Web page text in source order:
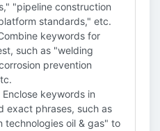
"pipeline construction
standards," etc.
keywords for
such as "welding
prevention
Enclose keywords in
exact phrases, such as
technologies oil & gas" to